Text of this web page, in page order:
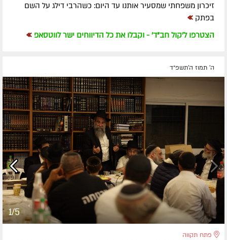
זיכרון משפחתי שמסעיר אותנו עד היום: כשהרבי דילג על השם
בפתק »
הצטרפו ל'קול חב"ד' - וקבלו את כל הדיווחים ישר לווטסאפ »
ה' תמוז ה׳תשפ״ד
1/5
פתח תקווה